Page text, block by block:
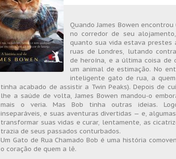
Quando James Bowen
no corredor de seu
quanto sua vida estava prestes
ruas de Londres, lutando
de heroína, e a última coisa de
um animal de estimação. No
inteligente gato de rua, a
tinha acabado de assistir a Twin Peaks). Depois de
lhe a saúde de volta, James Bowen mandou-o
mais o veria. Mas Bob tinha outras ideias.
inseparáveis, e suas aventuras divertidas — e,
transformar suas vidas e curar, lentamente, as
trazia de seus passados conturbados.
Um Gato de Rua Chamado Bob é uma história
o coração de quem a lê.